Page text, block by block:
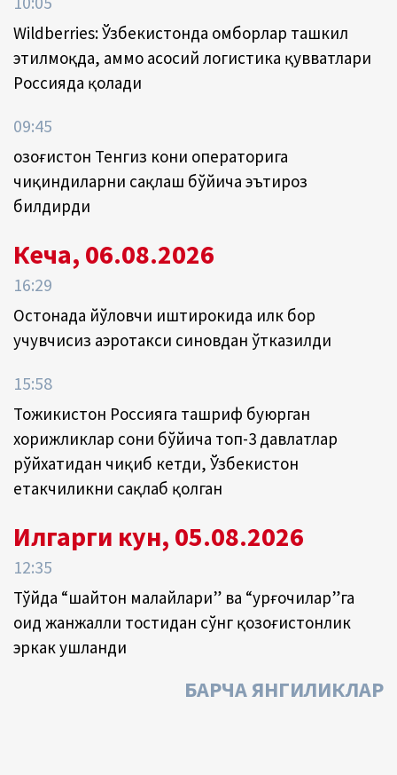
Wildberries: Ўзбекистонда омборлар ташкил
этилмоқда, аммо асосий логистика қувватлари
Россияда қолади
09:45
Қозоғистон Тенгиз кони операторига
чиқиндиларни сақлаш бўйича эътироз
билдирди
Кеча, 06.08.2026
16:29
Остонада йўловчи иштирокида илк бор
учувчисиз аэротакси синовдан ўтказилди
15:58
Тожикистон Россияга ташриф буюрган
хорижликлар сони бўйича топ-3 давлатлар
рўйхатидан чиқиб кетди, Ўзбекистон
етакчиликни сақлаб қолган
Илгарги кун, 05.08.2026
12:35
Тўйда “шайтон малайлари” ва “урғочилар”га
оид жанжалли тостидан сўнг қозоғистонлик
эркак ушланди
БАРЧА ЯНГИЛИКЛАР